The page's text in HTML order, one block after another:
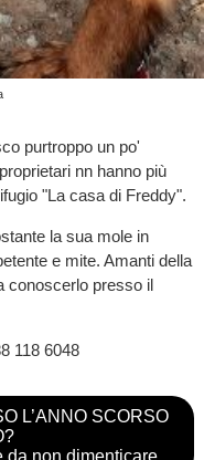
purtroppo un po'
nn hanno più
"La casa di Freddy".
la sua mole in
e mite. Amanti della
conoscerlo presso il
118 6048
L’ANNO SCORSO